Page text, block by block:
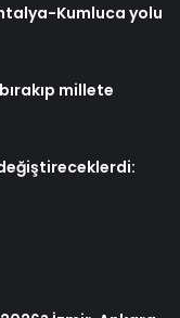
Kumluca yolu
millete